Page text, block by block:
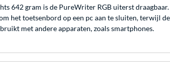
642 gram is de PureWriter RGB uiterst
het toetsenbord op een pc aan te sluiten, terwijl
met andere apparaten, zoals smartphones.